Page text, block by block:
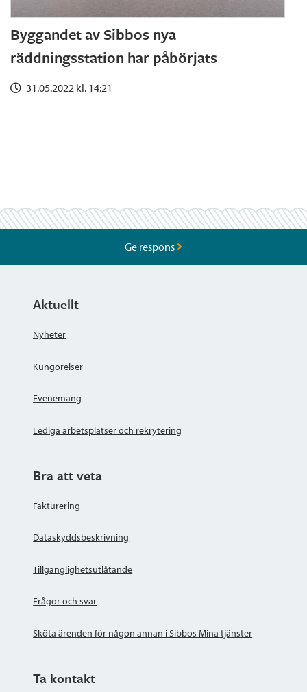
Byggandet av Sibbos nya
räddningsstation har påbörjats
31.05.2022 kl. 14:21
Ge respons
Aktuellt
Nyheter
Kungörelser
Evenemang
Lediga arbetsplatser och rekrytering
Bra att veta
Fakturering
Dataskyddsbeskrivning
Tillgänglighetsutlåtande
Frågor och svar
Sköta ärenden för någon annan i Sibbos Mina tjänster
Ta kontakt